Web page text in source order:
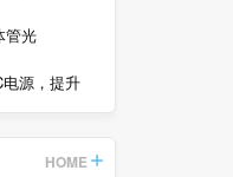
管光
源，提升
HOME